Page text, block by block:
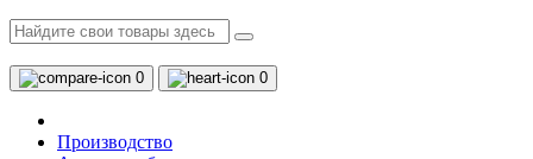
0 0
Производство